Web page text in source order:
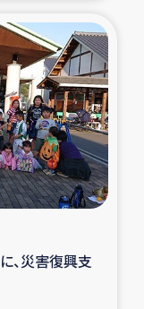
、災害復興支